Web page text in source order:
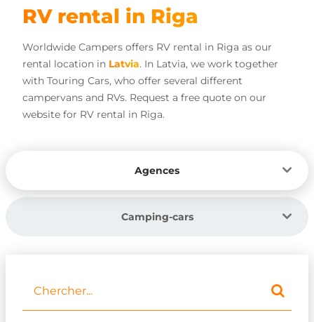
RV rental in Riga
Worldwide Campers offers RV rental in Riga as our
rental location in Latvia. In Latvia, we work together
with Touring Cars, who offer several different
campervans and RVs. Request a free quote on our
website for RV rental in Riga.
Agences
Camping-cars